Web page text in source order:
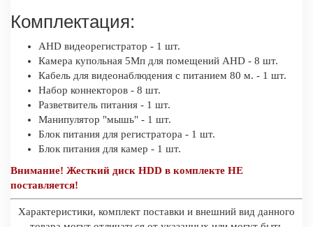
Комплектация:
AHD видеорегистратор - 1 шт.
Камера купольная 5Мп для помещений AHD - 8 шт.
Кабель для видеонаблюдения с питанием 80 м. - 1 шт.
Набор коннекторов - 8 шт.
Разветвитель питания - 1 шт.
Манипулятор "мышь" - 1 шт.
Блок питания для регистратора - 1 шт.
Блок питания для камер - 1 шт.
Внимание! Жесткий диск HDD в комплекте НЕ
поставляется!
Характеристики, комплект поставки и внешний вид данного